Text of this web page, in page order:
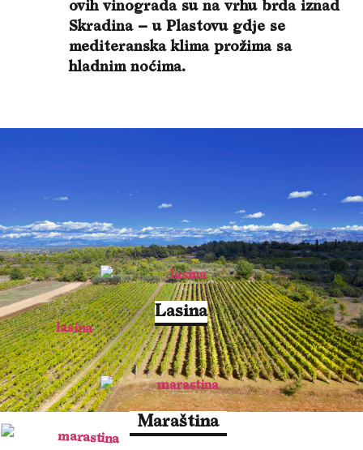
ovih vinograda su na vrhu brda iznad
Skradina – u Plastovu gdje se
mediteranska klima prožima sa
hladnim noćima.
Lasina
Maraština